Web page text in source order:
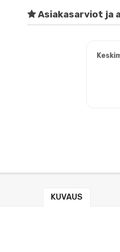
Asiakasarviot ja
KUVAUS